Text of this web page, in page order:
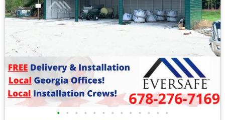
• • • • • • • • • • • • •